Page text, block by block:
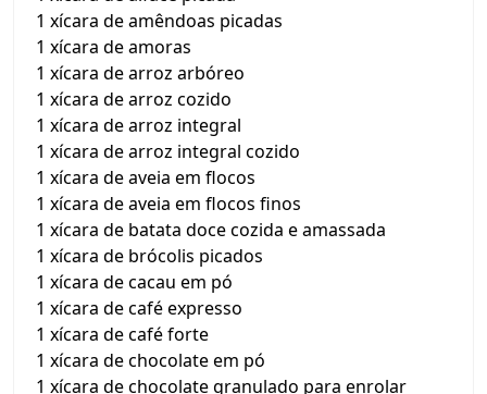
1 xícara de amêndoas picadas
1 xícara de amoras
1 xícara de arroz arbóreo
1 xícara de arroz cozido
1 xícara de arroz integral
1 xícara de arroz integral cozido
1 xícara de aveia em flocos
1 xícara de aveia em flocos finos
1 xícara de batata doce cozida e amassada
1 xícara de brócolis picados
1 xícara de cacau em pó
1 xícara de café expresso
1 xícara de café forte
1 xícara de chocolate em pó
1 xícara de chocolate granulado para enrolar